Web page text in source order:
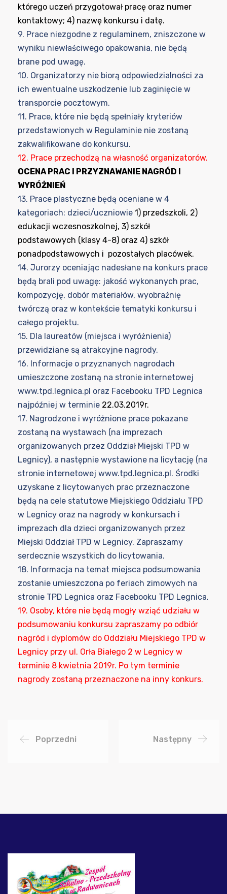
którego uczeń przygotował pracę oraz numer
kontaktowy; 4) nazwę konkursu i datę.
9. Prace niezgodne z regulaminem, zniszczone w
wyniku niewłaściwego opakowania, nie będą
brane pod uwagę.
10. Organizatorzy nie biorą odpowiedzialności za
ich ewentualne uszkodzenie lub zaginięcie w
transporcie pocztowym.
11. Prace, które nie będą spełniały kryteriów
przedstawionych w Regulaminie nie zostaną
zakwalifikowane do konkursu.
12. Prace przechodzą na własność organizatorów.
OCENA PRAC I PRZYZNAWANIE NAGRÓD I
WYRÓŻNIEŃ
13. Prace plastyczne będą oceniane w 4
kategoriach: dzieci/uczniowie 1) przedszkoli, 2)
edukacji wczesnoszkolnej, 3) szkół
podstawowych (klasy 4-8) oraz 4) szkół
ponadpodstawowych i pozostałych placówek.
14. Jurorzy oceniając nadesłane na konkurs prace
będą brali pod uwagę: jakość wykonanych prac,
kompozycję, dobór materiałów, wyobraźnię
twórczą oraz w kontekście tematyki konkursu i
całego projektu.
15. Dla laureatów (miejsca i wyróżnienia)
przewidziane są atrakcyjne nagrody.
16. Informacje o przyznanych nagrodach
umieszczone zostaną na stronie internetowej
www.tpd.legnica.pl oraz Facebooku TPD Legnica
najpóźniej w terminie 22.03.2019r.
17. Nagrodzone i wyróżnione prace pokazane
zostaną na wystawach (na imprezach
organizowanych przez Oddział Miejski TPD w
Legnicy), a następnie wystawione na licytację (na
stronie internetowej www.tpd.legnica.pl. Środki
uzyskane z licytowanych prac przeznaczone
będą na cele statutowe Miejskiego Oddziału TPD
w Legnicy oraz na nagrody w konkursach i
imprezach dla dzieci organizowanych przez
Miejski Oddział TPD w Legnicy. Zapraszamy
serdecznie wszystkich do licytowania.
18. Informacja na temat miejsca podsumowania
zostanie umieszczona po feriach zimowych na
stronie TPD Legnica oraz Facebooku TPD Legnica.
19. Osoby, które nie będą mogły wziąć udziału w
podsumowaniu konkursu zapraszamy po odbiór
nagród i dyplomów do Oddziału Miejskiego TPD w
Legnicy przy ul. Orła Białego 2 w Legnicy w
terminie 8 kwietnia 2019r. Po tym terminie
nagrody zostaną przeznaczone na inny konkurs.
Poprzedni Następny